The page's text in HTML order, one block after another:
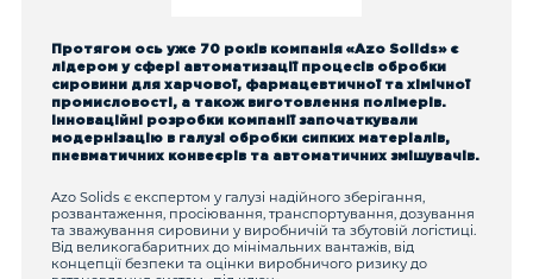
Протягом ось уже 70 років компанія «Azo Solids» є
лідером у сфері автоматизації процесів обробки
сировини для харчової, фармацевтичної та хімічної
промисловості, а також виготовлення полімерів.
Інноваційні розробки компанії започаткували
модернізацію в галузі обробки сипких матеріалів,
пневматичних конвеєрів та автоматичних змішувачів.
Azo Solids є експертом у галузі надійного зберігання,
розвантаження, просіювання, транспортування, дозування
та зважування сировини у виробничій та збутовій логістиці.
Від великогабаритних до мінімальних вантажів, від
концепції безпеки та оцінки виробничого ризику до